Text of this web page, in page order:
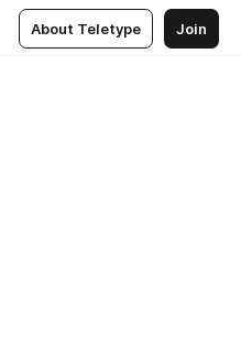
About Teletype Join